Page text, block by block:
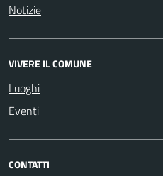
Notizie
VIVERE IL COMUNE
Luoghi
Eventi
CONTATTI